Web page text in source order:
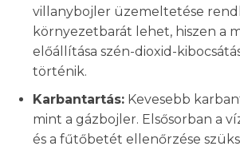
villanybojler üzemeltetése
környezetbarát lehet, hiszen a
előállítása szén-dioxid-
történik.
Karbantartás: Kevesebb
mint a gázbojler. Elsősorban a
és a fűtőbetét ellenőrzése